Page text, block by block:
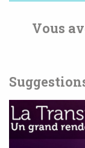
Vous